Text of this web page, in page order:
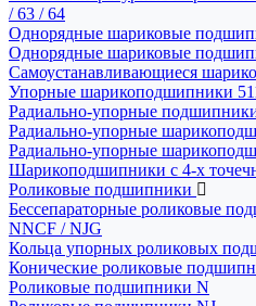
/ 63 / 64
Однорядные шариковые
Однорядные шариковые
Самоустанавливающиеся
Упорные шарикоподшипники
Радиально-упорные
Радиально-упорные
Радиально-упорные
Шарикоподшипники с 4-х
Роликовые подшипники
Бессепараторные роликовые
NNCF / NJG
Кольца упорных роликовых
Конические роликовые
Роликовые подшипники N